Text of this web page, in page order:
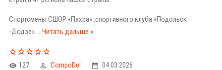
Спортсмены СШОР «Пахра» ,спортивного клуба «Подольск
-Додзё» ... Читать дальше »
127 CompoDel
04.03.2026